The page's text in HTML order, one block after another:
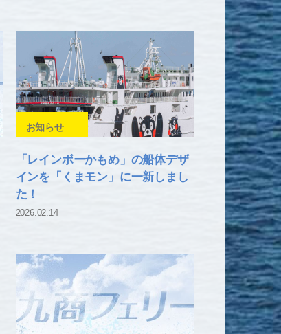
お知らせ
「レインボーかもめ」の船体デザ
インを「くまモン」に一新しまし
た！
2026.02.14